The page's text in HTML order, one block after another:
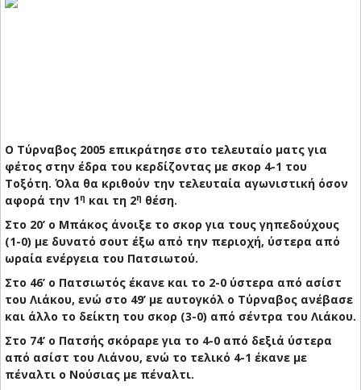
Ο Τύρναβος 2005 επικράτησε στο τελευταίο ματς για
φέτος στην έδρα του κερδίζοντας με σκορ 4-1 του
Τοξότη. Όλα θα κριθούν την τελευταία αγωνιστική όσον
αφορά την 1η και τη 2η θέση.
Στο 20’ ο Μπάκος άνοιξε το σκορ για τους γηπεδούχους
(1-0) με δυνατό σουτ έξω από την περιοχή, ύστερα από
ωραία ενέργεια του Πατσιωτού.
Στο 46’ ο Πατσιωτός έκανε και το 2-0 ύστερα από ασίστ
του Λιάκου, ενώ στο 49’ με αυτογκόλ ο Τύρναβος ανέβασε
και άλλο το δείκτη του σκορ (3-0) από σέντρα του Λιάκου.
Στο 74’ ο Πατσής σκόραρε για το 4-0 από δεξιά ύστερα
από ασίστ του Λιάνου, ενώ το τελικό 4-1 έκανε με
πέναλτι ο Νούσιας με πέναλτι.